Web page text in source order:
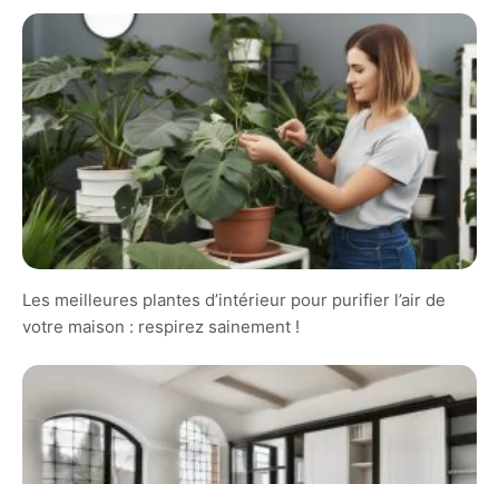
Les meilleures plantes d’intérieur pour purifier l’air de
votre maison : respirez sainement !